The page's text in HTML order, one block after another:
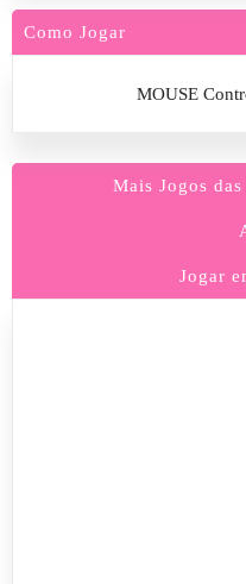
Como Jogar
MOUSE
Mais Jogos
Jogar